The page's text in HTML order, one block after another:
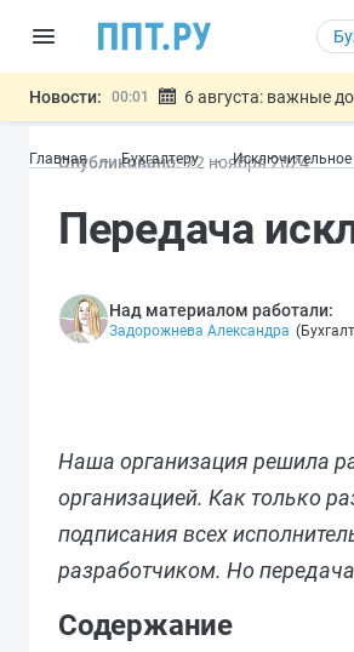
Новости: 00:01 6 августа: важные
05.08 Мигрантам с
05.08
Важно Подписан
Главная Бухгалтеру
Опубликовано: 22 ноября2024
Передача
Над материалом работали:
Задорожнева Александра (
Наша организация решила
организацией. Как только
подписания всех
разработчиком. Но
Содержание